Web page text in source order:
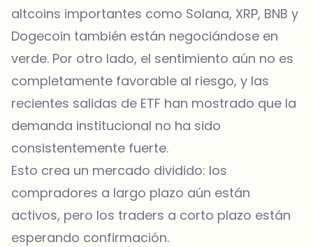
altcoins importantes como Solana, XRP, BNB y
Dogecoin también están negociándose en
verde. Por otro lado, el sentimiento aún no es
completamente favorable al riesgo, y las
recientes salidas de ETF han mostrado que la
demanda institucional no ha sido
consistentemente fuerte.
Esto crea un mercado dividido: los
compradores a largo plazo aún están
activos, pero los traders a corto plazo están
esperando confirmación.